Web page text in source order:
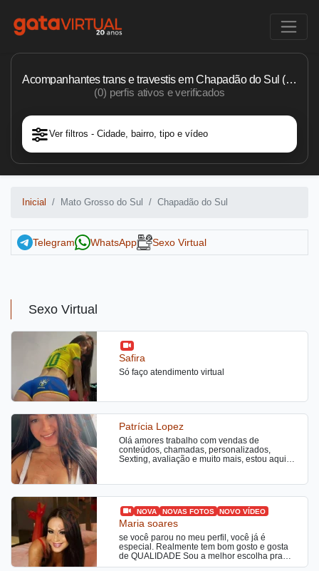
Acompanhantes trans e travestis em Chapadão do Sul (MS)
(0) perfis ativos e verificados
Ver filtros - Cidade, bairro, tipo e vídeo
Inicial Mato Grosso do Sul Chapadão do Sul
Telegram WhatsApp Sexo Virtual
Sexo Virtual
Safira
Só faço atendimento virtual
Patrícia Lopez
Olá amores trabalho com vendas de
conteúdos, chamadas, personalizados,
Sexting, avaliação e muito mais, estou aqui
NOVA NOVAS FOTOS NOVO VÍDEO
Maria soares
se você parou no meu perfil, você já é
especial. Realmente tem bom gosto e gosta
de QUALIDADE Sou a melhor escolha pra
quem procura prazer, relaxamento, e